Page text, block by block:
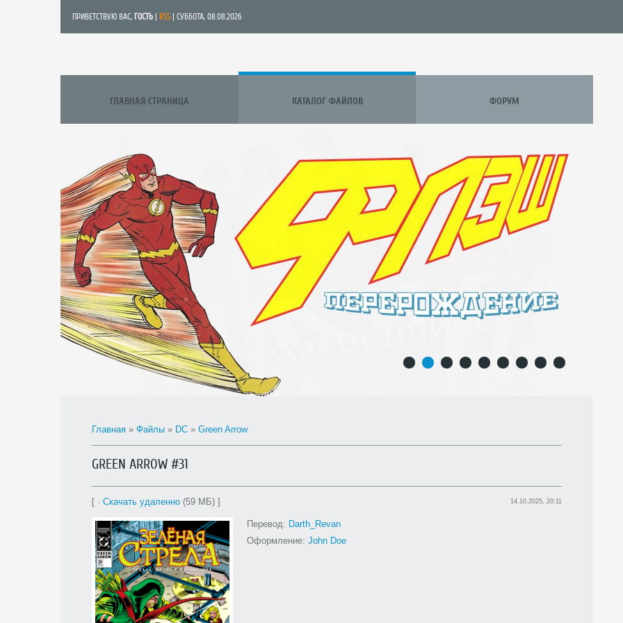
ПРИВЕТСТВУЮ ВАС, ГОСТЬ RSS | СУББОТА, 08.08.2026
ГЛАВНАЯ СТРАНИЦА КАТАЛОГ ФАЙЛОВ ФОРУМ
Главная » Файлы » DC » Green Arrow
GREEN ARROW #31
[ · Скачать удаленно (59 МБ) ] 14.10.2025, 20:11
Перевод: Darth_Revan
Оформление: John Doe